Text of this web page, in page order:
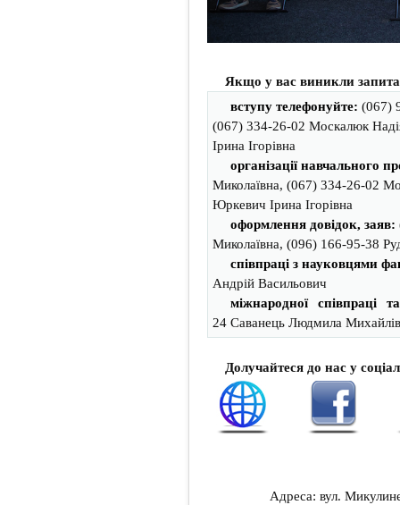
Якщо у вас виникли
вступу телефонуйте: (067)
(067) 334-26-02 Москалюк
Ірина Ігорівна
організації навчального
Миколаївна, (067) 334-26-02
Юркевич Ірина Ігорівна
оформлення довідок, заяв:
Миколаївна, (096) 166-95-38
співпраці з науковцями
Андрій Васильович
міжнародної співпраці
24 Саванець Людмила
Долучайтеся до нас у
Адреса: вул.